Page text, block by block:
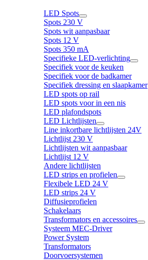
LED Spots
Spots 230 V
Spots wit aanpasbaar
Spots 12 V
Spots 350 mA
Specifieke LED-verlichting
Specifiek voor de keuken
Specifiek voor de badkamer
Specifiek dressing en slaapkamer
LED spots op rail
LED spots voor in een nis
LED plafondspots
LED Lichtlijsten
Line inkortbare lichtlijsten 24V
Lichtlijst 230 V
Lichtlijsten wit aanpasbaar
Lichtlijst 12 V
Andere lichtlijsten
LED strips en profielen
Flexibele LED 24 V
LED strips 24 V
Diffusieprofielen
Schakelaars
Transformators en accessoires
Systeem MEC-Driver
Power System
Transformators
Doorvoersystemen